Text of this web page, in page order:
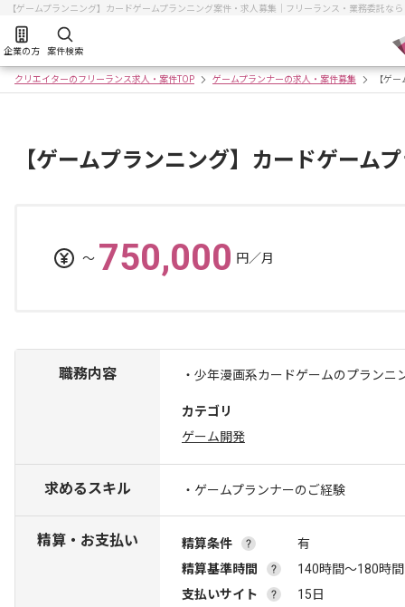
【ゲームプランニング】カードゲームプランニング案件・求人募集｜フリーランス・業務委託な
企業の方 案件検索
クリエイターのフリーランス求人・案件TOP ゲームプランナーの求人・案件募集 【ゲ
【ゲームプランニング】カードゲーム
〜 750,000 円／月
職務内容 ・少年漫画系カードゲームのプランニ
カテゴリ
ゲーム開発
求めるスキル ・ゲームプランナーのご経験
精算・お支払い 精算条件
有
精算基準時間
140時間〜180時間
支払いサイト
15日